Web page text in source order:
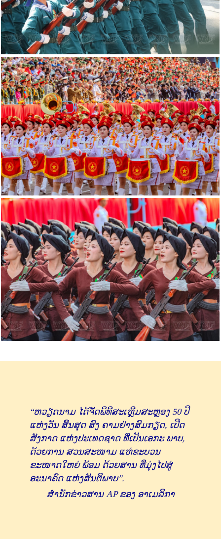
“ຫວຽດນາມ ໄດ້ຈັດພິທີສະເຫຼີມສະຫຼອງ 50 ປີ
ແຫ່ງວັນ ສິ້ນສຸດ ສົງ ຄາມຢ່າງສົມກຽດ, ເປີດ
ສັງກາດ ແຫ່ງປະເທດຊາດ ທີ່ເປັນເອກະ ພາບ,
ດ້ວຍການ ສວນສະໜາມ ແຫ່ຂະບວນ
ຂະໜາດໃຫຍ່ ພ້ອມ ດ້ວຍສານ ທີ່ມຸ່ງໄປສູ່
ອະນາຄົດ ແຫ່ງສັນຕິພາບ”.
ສໍານັກຂ່າວສານ AP ຂອງ ອາເມລິກາ